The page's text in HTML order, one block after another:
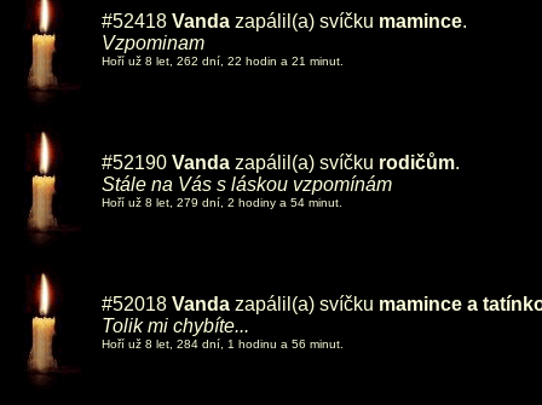
#52418 Vanda zapálil(a) svíčku mamince.
Vzpominam
Hoří už 8 let, 262 dní, 22 hodin a 21 minut.
#52190 Vanda zapálil(a) svíčku rodičům.
Stále na Vás s láskou vzpomínám
Hoří už 8 let, 279 dní, 2 hodiny a 54 minut.
#52018 Vanda zapálil(a) svíčku mamince a
Tolik mi chybíte...
Hoří už 8 let, 284 dní, 1 hodinu a 56 minut.